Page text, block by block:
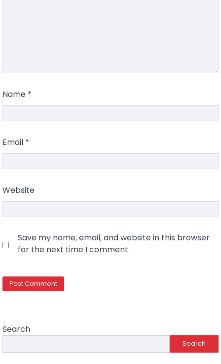
Name *
Email *
Website
Save my name, email, and website in this browser
for the next time I comment.
Search
Search